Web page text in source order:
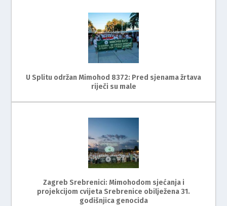
U Splitu održan Mimohod 8372: Pred sjenama žrtava
riječi su male
Zagreb Srebrenici: Mimohodom sjećanja i
projekcijom cvijeta Srebrenice obilježena 31.
godišnjica genocida